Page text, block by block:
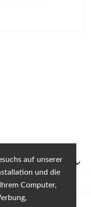
auf unserer
und die
Computer,
